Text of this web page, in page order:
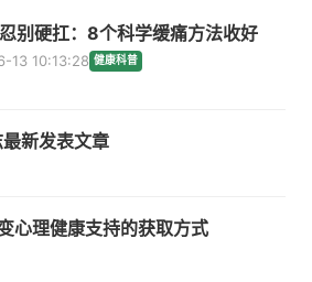
别硬扛：8个科学缓痛方法收好
13 10:13:28 健康科普
新发表文章
心理健康支持的获取方式